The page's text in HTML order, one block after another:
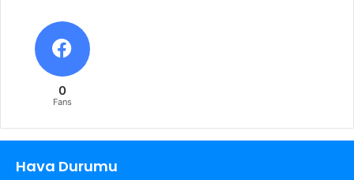
0
Fans
Hava Durumu